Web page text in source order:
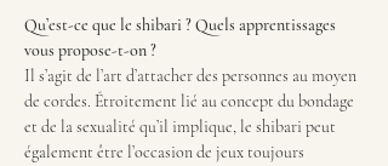
Qu’est-ce que le shibari ? Quels apprentissages
vous propose-t-on ?
Il s’agit de l’art d’attacher des personnes au moyen
de cordes. Étroitement lié au concept du bondage
et de la sexualité qu’il implique, le shibari peut
également être l’occasion de jeux toujours